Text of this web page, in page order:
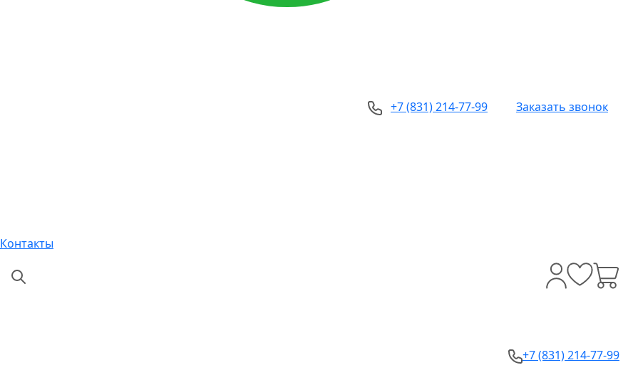
+7 (831) 214-77-99 Заказать звонок
Контакты
+7 (831) 214-77-99